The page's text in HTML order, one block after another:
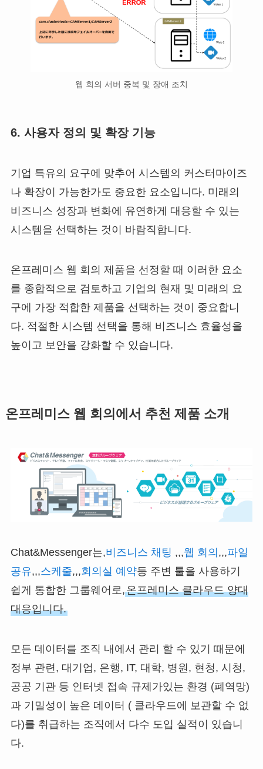
웹 회의 서버 중복 및 장애 조치
6. 사용자 정의 및 확장 기능
기업 특유의 요구에 맞추어 시스템의 커스터마이즈
나 확장이 가능한가도 중요한 요소입니다. 미래의
비즈니스 성장과 변화에 유연하게 대응할 수 있는
시스템을 선택하는 것이 바람직합니다.
온프레미스 웹 회의 제품을 선정할 때 이러한 요소
를 종합적으로 검토하고 기업의 현재 및 미래의 요
구에 가장 적합한 제품을 선택하는 것이 중요합니
다. 적절한 시스템 선택을 통해 비즈니스 효율성을
높이고 보안을 강화할 수 있습니다.
온프레미스 웹 회의에서 추천 제품 소개
Chat&Messenger는,비즈니스 채팅 ,,,웹 회의 ,,,파일
공유,,,스케줄,,,회의실 예약등 주변 툴을 사용하기
쉽게 통합한 그룹웨어로,온프레미스 클라우드 양대
대응입니다.
모든 데이터를 조직 내에서 관리 할 수 있기 때문에
정부 관련, 대기업, 은행, IT, 대학, 병원, 현청, 시청,
공공 기관 등 인터넷 접속 규제가있는 환경 (폐역망)
과 기밀성이 높은 데이터 ( 클라우드에 보관할 수 없
다)를 취급하는 조직에서 다수 도입 실적이 있습니
다.